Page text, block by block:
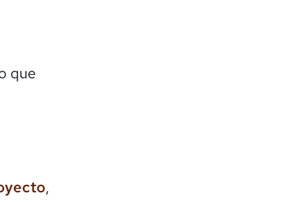
que
,